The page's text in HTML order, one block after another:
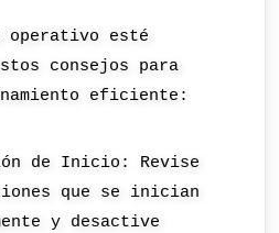
operativo esté
consejos para
eficiente:
de Inicio: Revise
que se inician
y desactive